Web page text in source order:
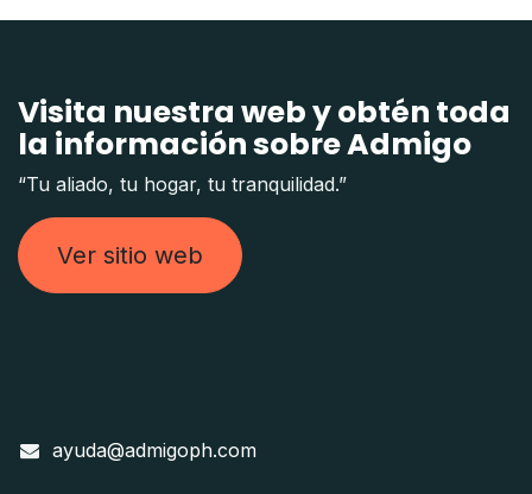
Visita nuestra web y obtén toda
la información sobre Admigo
“Tu aliado, tu hogar, tu tranquilidad.”
Ver sitio web
ayuda@admigoph.com